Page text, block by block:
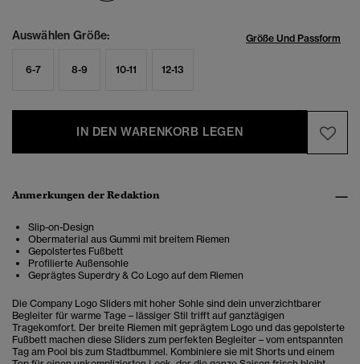
Auswählen Größe: Größe Und Passform
6-7 8-9 10-11 12-13
IN DEN WARENKORB LEGEN
Anmerkungen der Redaktion
Slip-on-Design
Obermaterial aus Gummi mit breitem Riemen
Gepolstertes Fußbett
Profilierte Außensohle
Geprägtes Superdry & Co Logo auf dem Riemen
Die Company Logo Sliders mit hoher Sohle sind dein unverzichtbarer
Begleiter für warme Tage – lässiger Stil trifft auf ganztägigen
Tragekomfort. Der breite Riemen mit geprägtem Logo und das gepolsterte
Fußbett machen diese Sliders zum perfekten Begleiter – vom entspannten
Tag am Pool bis zum Stadtbummel. Kombiniere sie mit Shorts und einem